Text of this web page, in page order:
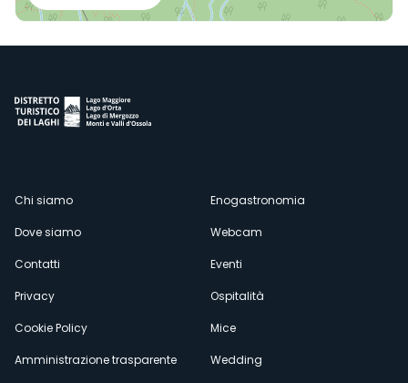
Menù
secondario
Chi siamo
Dove siamo
Contatti
Privacy
Cookie Policy
Amministrazione trasparente
Enogastronomia
Webcam
Eventi
Ospitalità
Mice
Wedding